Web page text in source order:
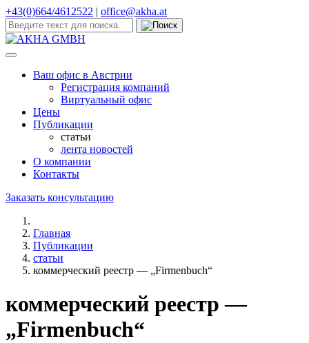
коммерческий реестр —
+43(0)664/4612522 | office@akha.at
Ваш офис в Австрии
Регистрация компаний
Виртуальный офис
Цены
Публикации
статьи
лента новостей
О компании
Контакты
Заказать консультацию
Главная
Публикации
статьи
коммерческий реестр — „Firmenbuch“
коммерческий реестр —
„Firmenbuch“